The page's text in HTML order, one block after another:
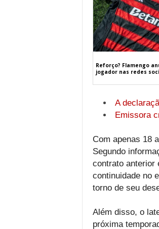
Reforço? Flamengo
jogador nas redes
A
Emissora
Com apenas 18
Segundo
contrato anterior
continuidade no
torno de seu
Além disso, o
próxima